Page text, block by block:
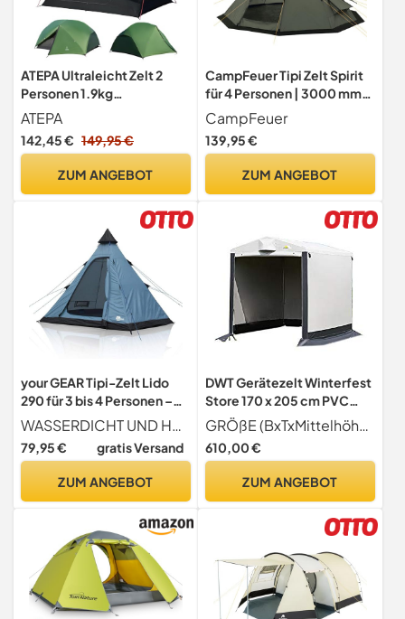
ATEPA Ultraleicht Zelt 2
Personen 1.9kg
Wasserdicht & Windschutz,
Camping Zelt Abtrennbares
Mesh-Innenkonto mit
Camping Bikepacking
ATEPA
142,45 € 149,95 €
ZUM ANGEBOT
CampFeuer Tipi Zelt Spirit
für 4 Personen | 3000 mm
Wassersäule | Olivgrün |
Indianerzelt für Camping,
Wandern, Firstzelt,
Festivalzelt, Gruppenzelt,
CampFeuer
139,95 €
ZUM ANGEBOT
your GEAR Tipi-Zelt Lido
290 für 3 bis 4 Personen –
Pyramidenzelt mit
eingenähtem Boden –
Campingzelt mit UV 50+
Wassersäule – 200 cm
– Festivalzelt 4kg
WASSERDICHT UND HOHER UV-SCHUTZ Das hochwertige Polyestergewebe bietet eine überdurchschnittliche Wassersäule von 5000 mm und komplett versiegelte Nähte. Dank der UV 50+ Beschichtung wird das Zeltmaterial vor Ermüdung geschützt und die UV-Belastung im Innenraum deutlich reduziert.
79,95 € gratis Versand
ZUM ANGEBOT
DWT Gerätezelt Winterfest
Store 170 x 205 cm PVC
Beistellzelt freistehend
Outdoor Lagerzelt
Fahrradgarage wasserdicht
GRÖßE (BxTxMittelhöhe Seitenhöhe) 170 x 205 x 205 180 cm, FARBE grau
610,00 €
ZUM ANGEBOT